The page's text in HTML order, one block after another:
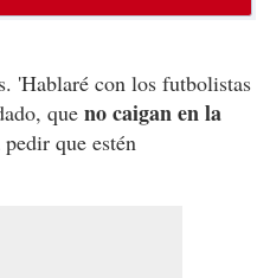
'Hablaré con los futbolistas
que no caigan en la
que estén